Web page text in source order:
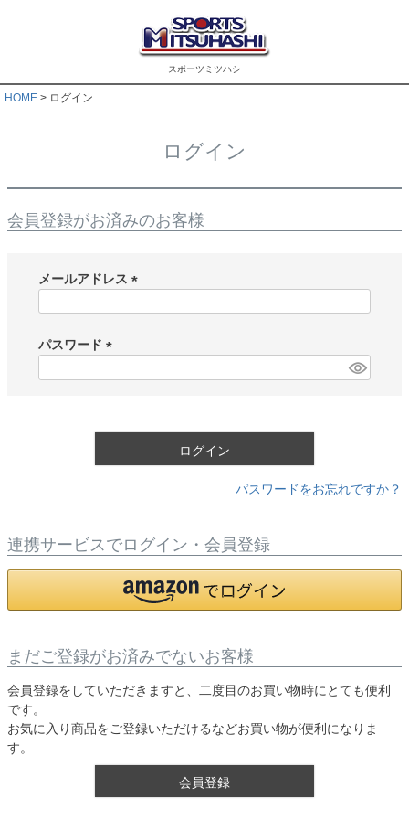
スポーツミツハシ
HOME ログイン
ログイン
会員登録がお済みのお客様
メールアドレス
)
パスワード
ログイン
パスワードをお忘れですか？
連携サービスでログイン・会員登録
まだご登録がお済みでないお客様
会員登録をしていただきますと、二度目のお買い物時にとても便利
です。
お気に入り商品をご登録いただけるなどお買い物が便利になりま
す。
会員登録